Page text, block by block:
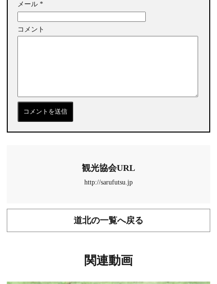
メール *
コメント
観光協会URL
http://sarufutsu.jp
道北の一覧へ戻る
関連動画